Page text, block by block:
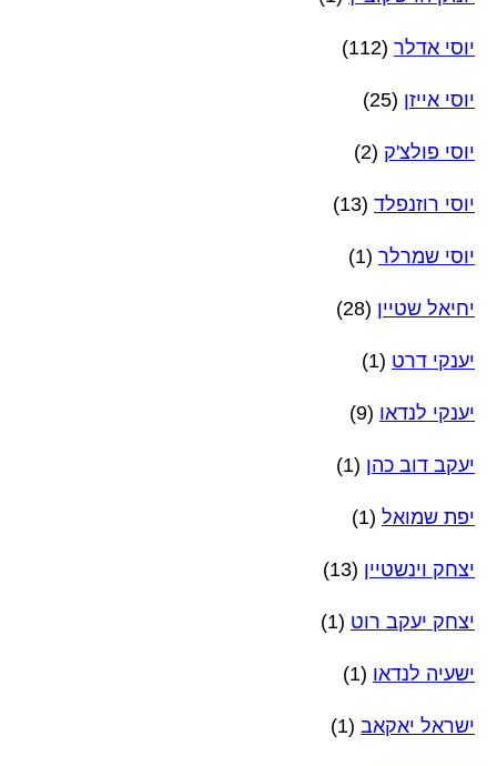
יוסי אדלר (112)
יוסי אייזן (25)
יוסי פולצ'ק (2)
יוסי רוזנפלד (13)
יוסי שמרלר (1)
יחיאל שטיין (28)
יענקי דרט (1)
יענקי לנדאו (9)
יעקב דוב כהן (1)
יפת שמואל (1)
יצחק וינשטיין (13)
יצחק יעקב רוט (1)
ישעיה לנדאו (1)
ישראל יאקאב (1)